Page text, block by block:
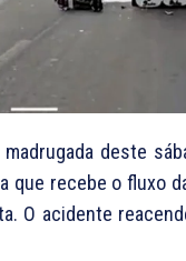
deste
que recebe o fluxo
O acidente